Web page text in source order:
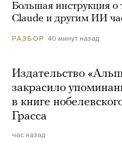
Большая инструкция о
Claude и другим ИИ
РАЗБОР 40 минут назад
Издательство
закрасило
в книге
Грасса
час назад